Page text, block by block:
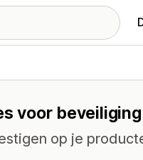
voor beveiliging
op je